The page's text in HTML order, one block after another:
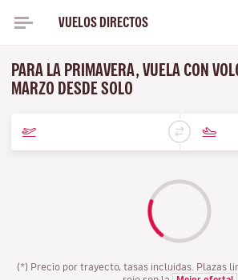
VUELOS DIRECTOS
PARA LA PRIMAVERA, VUELA CON
MARZO DESDE SOLO
(*) Precio por trayecto, tasas incluidas. Plazas